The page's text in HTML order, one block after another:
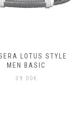
LOTUS STYLE
MEN BASIC
39.00 €